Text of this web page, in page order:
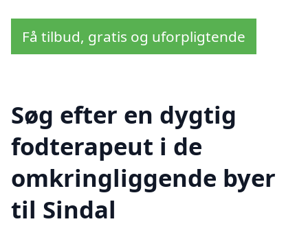
Få tilbud, gratis og uforpligtende
Søg efter en dygtig
fodterapeut i de
omkringliggende byer
til Sindal